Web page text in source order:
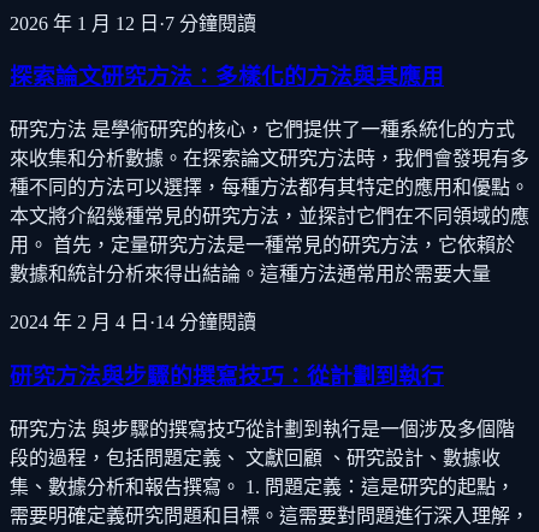
2026 年 1 月 12 日 ·7 分鐘閱讀
探索論文研究方法：多樣化的方法與其應用
研究方法 是學術研究的核心，它們提供了一種系統化的方式
來收集和分析數據。在探索論文研究方法時，我們會發現有多
種不同的方法可以選擇，每種方法都有其特定的應用和優點。
本文將介紹幾種常見的研究方法，並探討它們在不同領域的應
用。 首先，定量研究方法是一種常見的研究方法，它依賴於
數據和統計分析來得出結論。這種方法通常用於需要大量
2024 年 2 月 4 日 ·14 分鐘閱讀
研究方法與步驟的撰寫技巧：從計劃到執行
研究方法 與步驟的撰寫技巧從計劃到執行是一個涉及多個階
段的過程，包括問題定義、 文獻回顧 、研究設計、數據收
集、數據分析和報告撰寫。 1. 問題定義：這是研究的起點，
需要明確定義研究問題和目標。這需要對問題進行深入理解，